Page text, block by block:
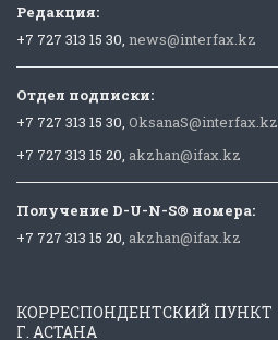
Редакция:
+7 727 313 15 30, news@interfax.kz
Отдел подписки:
+7 727 313 15 30, OksanaS@interfax.kz
+7 727 313 15 20, akzhan@ifax.kz
Получение D-U-N-S® номера:
+7 727 313 15 20, akzhan@ifax.kz
КОРРЕСПОНДЕНТСКИЙ ПУНКТ
Г. АСТАНА